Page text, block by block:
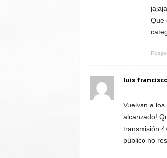
Que
luis francisco
Vuelvan a
alcanzado!
transmisión
público no